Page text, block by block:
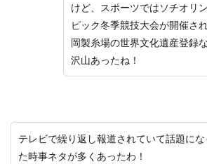
けど、スポーツではソチオリ
ピック冬季競技大会が開催さ
岡製糸場の世界文化遺産登録
沢山あったね！
テレビで繰り返し報道されていて話題に
た時事ネタが多くあったわ！